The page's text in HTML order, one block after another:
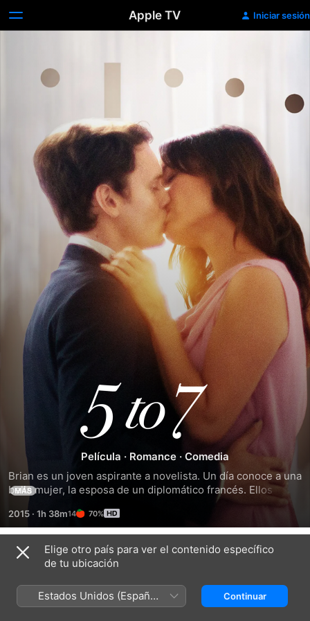
Apple TV Iniciar sesión
Amantes
de
5
a
7
Película · Romance · Comedia
Brian es un joven aspirante a novelista. Un día conoce a una
bella mujer, la esposa de un diplomático francés. Ellos
pronto comienzan una relación extramarital, aparentemente
bajo un acuerdo bastante sencillo. Una diferente manera de
ver y vivir el amor.
MÁS
2015 · 1h 38m 70%
Títulos relacionados
Moderno
Materialistas
del
Amanecer
Elige otro país para ver el contenido específico
de tu ubicación
Estados Unidos (Español
México)
Continuar